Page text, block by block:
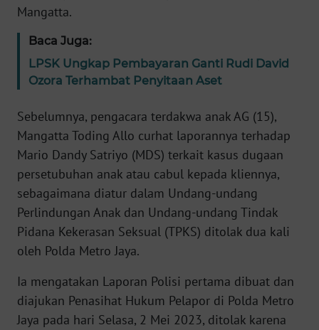
Mangatta.
Baca Juga:
LPSK Ungkap Pembayaran Ganti Rudi David
Ozora Terhambat Penyitaan Aset
Sebelumnya, pengacara terdakwa anak AG (15),
Mangatta Toding Allo curhat laporannya terhadap
Mario Dandy Satriyo (MDS) terkait kasus dugaan
persetubuhan anak atau cabul kepada kliennya,
sebagaimana diatur dalam Undang-undang
Perlindungan Anak dan Undang-undang Tindak
Pidana Kekerasan Seksual (TPKS) ditolak dua kali
oleh Polda Metro Jaya.
Ia mengatakan Laporan Polisi pertama dibuat dan
diajukan Penasihat Hukum Pelapor di Polda Metro
Jaya pada hari Selasa, 2 Mei 2023, ditolak karena
WN
WN
WN
BANTEN
WN
NTT
WN
WN